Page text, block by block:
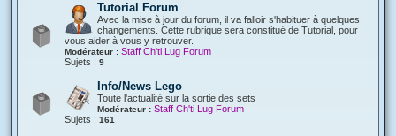
Tutorial Forum
Avec la mise à jour du forum, il va falloir s'habituer à quelques
changements. Cette rubrique sera constitué de Tutorial, pour
vous aider à vous y retrouver.
Modérateur : Staff Ch'ti Lug Forum
Sujets : 9
Info/News Lego
Toute l'actualité sur la sortie des sets
Modérateur : Staff Ch'ti Lug Forum
Sujets : 161